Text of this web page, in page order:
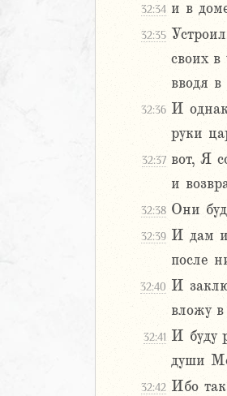
32:34 и в
32:35
своих
вводя в
32:36 И
руки
32:37 вот, Я
и
32:38 Они
32:39 И дам
после
32:40 И
вложу
32:41 И буду
души
32:42 Ибо